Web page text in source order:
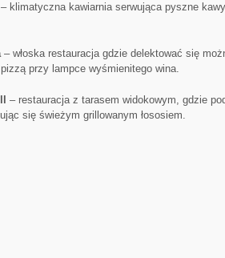
⁤klimatyczna kawiarnia serwująca pyszne
– włoska restauracja gdzie delektować się
przy lampce wyśmienitego wina.
– restauracja z⁢ tarasem widokowym, gdzie
się ⁣świeżym grillowanym łososiem.